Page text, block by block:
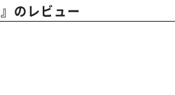
』のレビュー